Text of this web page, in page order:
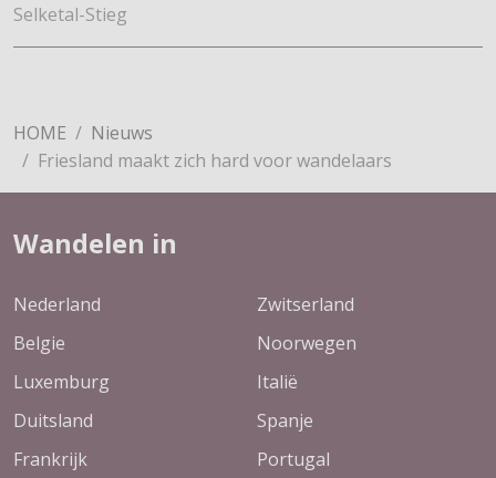
Selketal-Stieg
HOME
Nieuws
Friesland maakt zich hard voor wandelaars
Wandelen in
Nederland
Belgie
Luxemburg
Duitsland
Frankrijk
Zwitserland
Noorwegen
Italië
Spanje
Portugal